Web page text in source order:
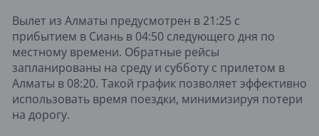
Вылет из Алматы предусмотрен в 21:25 с
прибытием в Сиань в 04:50 следующего дня по
местному времени. Обратные рейсы
запланированы на среду и субботу с прилетом в
Алматы в 08:20. Такой график позволяет эффективно
использовать время поездки, минимизируя потери
на дорогу.